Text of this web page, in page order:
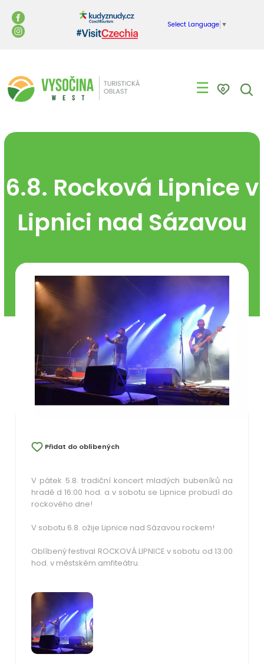
Select Language ▼
☰ 0
6.8. Rocková Lipnice v
Lipnici nad Sázavou
Přidat do oblíbených
V pátek 5.8. tradiční koncert mladých bubeníků na
hradě d 16:00 hod. a v sobotu se Lipnice probudí do
rockového dne!
V sobotu 6.8. ožije Lipnice nad Sázavou rockem!
Oblíbený festival ROCKOVÁ LIPNICE v sobotu od 13:00
hod. v městském amfiteátru.